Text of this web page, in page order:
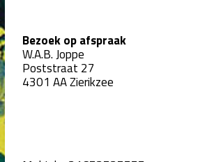
Bezoek op afspraak
W.A.B. Joppe
Poststraat 27
4301 AA Zierikzee